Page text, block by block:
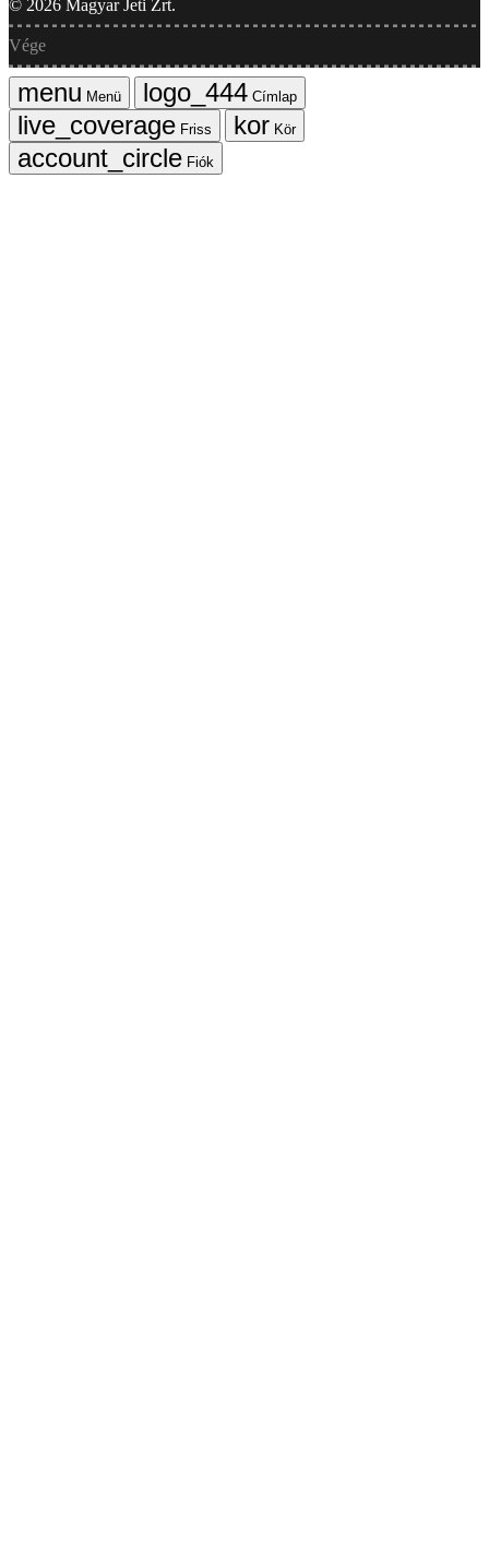
© 2026 Magyar Jeti Zrt.
Vége
Menü
Címlap
Friss
Kör
Fiók